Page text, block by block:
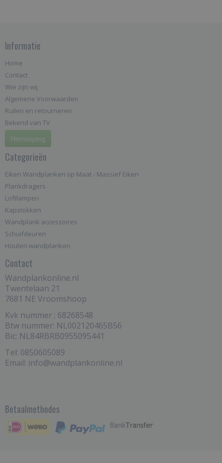
Informatie
Home
Contact
Wie zijn wij
Algemene Voorwaarden
Ruilen en retourneren
Bekend van TV
Herroeping
Categorieën
Eiken Wandplanken op Maat - Massief Eiken
Plankdragers
Loftlampen
Kapstokken
Wandplank accessoires
Schuifdeuren
Houten wandplanken
Contact
Wandplankonline.nl
Twentelaan 21
7681 NE Vroomshoop
Kvk nummer : 68268548
Btw nummer: NL002120465B56
Bic: NL84RBRB0955095441
Tel: 0850605089
Email: info@wandplankonline.nl
Betaalmethodes